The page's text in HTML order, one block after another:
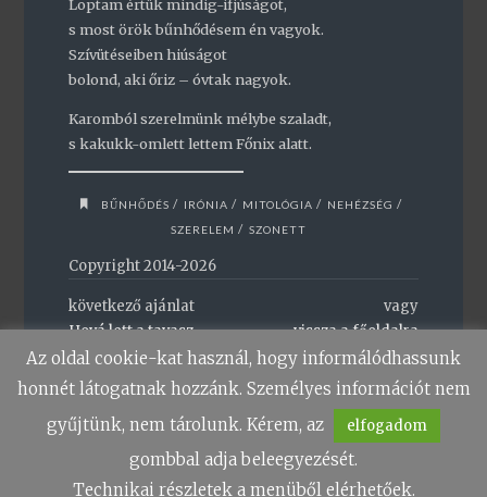
Loptam értük mindig-ifjúságot,
s most örök bűnhődésem én vagyok.
Szívütéseiben hiúságot
bolond, aki őriz – óvtak nagyok.
Karomból szerelmünk mélybe szaladt,
s kakukk-omlett lettem Főnix alatt.
BŰNHŐDÉS / IRÓNIA / MITOLÓGIA / NEHÉZSÉG /
SZERELEM / SZONETT
Copyright 2014-2026
következő ajánlat
Hová lett a tavasz
vagy
vissza a főoldalra
Az oldal cookie-kat használ, hogy informálódhassunk
honnét látogatnak hozzánk. Személyes információt nem
gyűjtünk, nem tárolunk. Kérem, az
elfogadom
gombbal adja beleegyezését.
Technikai részletek a menüből elérhetőek.